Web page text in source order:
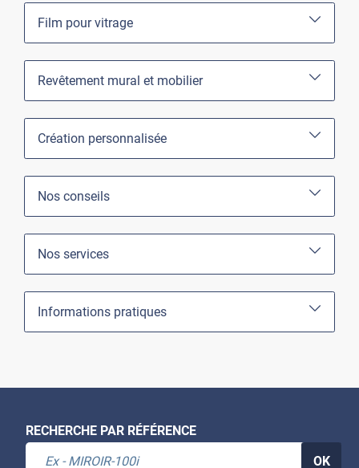
Film pour vitrage
Revêtement mural et mobilier
Création personnalisée
Nos conseils
Nos services
Informations pratiques
RECHERCHE PAR RÉFÉRENCE
OK